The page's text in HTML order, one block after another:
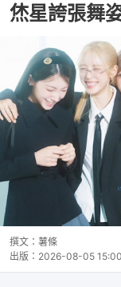
烋星誇張舞
撰文： 薯條
出版： 2026-08-05 15:00